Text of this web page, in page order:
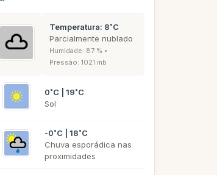
Temperatura: 8˚C
Parcialmente nublado
Humidade: 87 % •
Pressão: 1021 mb
0˚C | 19˚C
Sol
-0˚C | 18˚C
Chuva esporádica nas
proximidades